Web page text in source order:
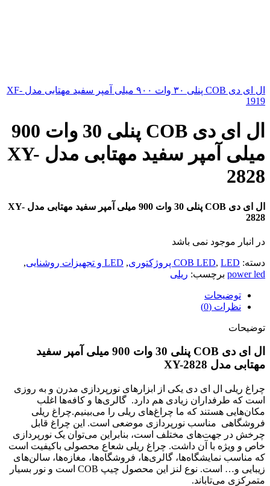
ال ای دی COB پنلی ۳۰ وات ۹۰۰ میلی آمپر سفید مهتابی مدل XF-
1919
ال ای دی COB پنلی 30 وات 900
میلی آمپر سفید مهتابی مدل XY-
2828
ال ای دی COB پنلی 30 وات 900 میلی آمپر سفید مهتابی مدل XY-
2828
در انبار موجود نمی باشد
دسته: COB LED, LED پروژکتوری , LED و تجهیزات روشنایی
,
power led برچسب: ریلی
توضیحات
نظرات (0)
توضیحات
ال ای دی COB پنلی 30 وات 900 میلی آمپر سفید
مهتابی مدل XY-2828
چراغ ریلی ال ای دی یکی از ابزارهای نورپردازی مدرن و به روزی
است که طرفداران زیادی هم دارد. گالری‌ها و کافه‌ها اغلب
مکان‌هایی هستند که ما چراغ‌های ریلی را می‌بینیم.چراغ ریلی
فروشگاهی مناسب نورپردازی موضعی است. این چراغ قابل
چرخش در جهت‌های مختلف است، بنابراین می‌توان یک نورپردازی
خاص و ویژه با آن داشت. چراغ ریلی شعاع محصولی باکیفیت است
که مناسب نمایشگاه‌ها، گالری‌ها، فروشگاه‌ها، مغازه‌ها، سالن‌های
زیبایی و… است. نوع لنز این محصول چیپ COB است و نور بسیار
متمرکزی می‌تاباند.